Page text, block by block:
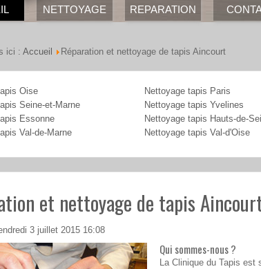
NETTOYAGE REPARATION
ici : Accueil Réparation et nettoyage de tapis Aincourt
Oise
Nettoyage tapis Paris
Seine-et-Marne
Nettoyage tapis Yvelines
Essonne
Nettoyage tapis Hauts-de-
Val-de-Marne
Nettoyage tapis Val-d'Oise
et nettoyage de tapis
3 juillet 2015 16:08
Qui sommes-nous ?
La Clinique du Tapis est